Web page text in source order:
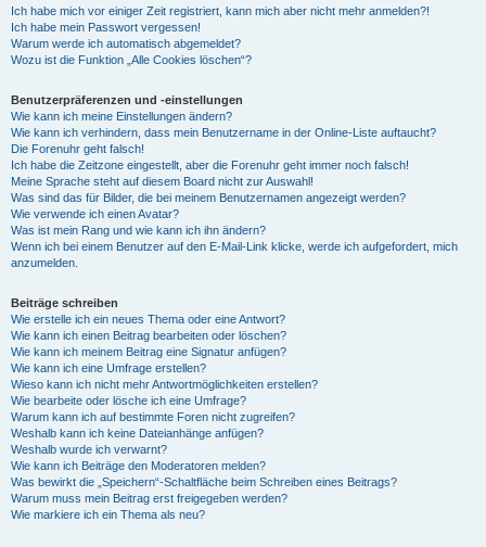
Ich habe mich vor einiger Zeit registriert, kann mich aber nicht mehr anmelden?!
Ich habe mein Passwort vergessen!
Warum werde ich automatisch abgemeldet?
Wozu ist die Funktion „Alle Cookies löschen“?
Benutzerpräferenzen und -einstellungen
Wie kann ich meine Einstellungen ändern?
Wie kann ich verhindern, dass mein Benutzername in der Online-Liste auftaucht?
Die Forenuhr geht falsch!
Ich habe die Zeitzone eingestellt, aber die Forenuhr geht immer noch falsch!
Meine Sprache steht auf diesem Board nicht zur Auswahl!
Was sind das für Bilder, die bei meinem Benutzernamen angezeigt werden?
Wie verwende ich einen Avatar?
Was ist mein Rang und wie kann ich ihn ändern?
Wenn ich bei einem Benutzer auf den E-Mail-Link klicke, werde ich aufgefordert, mich
anzumelden.
Beiträge schreiben
Wie erstelle ich ein neues Thema oder eine Antwort?
Wie kann ich einen Beitrag bearbeiten oder löschen?
Wie kann ich meinem Beitrag eine Signatur anfügen?
Wie kann ich eine Umfrage erstellen?
Wieso kann ich nicht mehr Antwortmöglichkeiten erstellen?
Wie bearbeite oder lösche ich eine Umfrage?
Warum kann ich auf bestimmte Foren nicht zugreifen?
Weshalb kann ich keine Dateianhänge anfügen?
Weshalb wurde ich verwarnt?
Wie kann ich Beiträge den Moderatoren melden?
Was bewirkt die „Speichern“-Schaltfläche beim Schreiben eines Beitrags?
Warum muss mein Beitrag erst freigegeben werden?
Wie markiere ich ein Thema als neu?